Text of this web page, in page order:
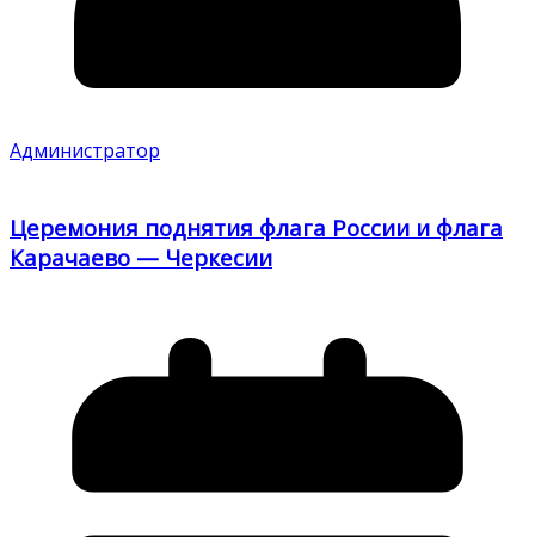
Администратор
Церемония поднятия флага России и флага
Карачаево — Черкесии